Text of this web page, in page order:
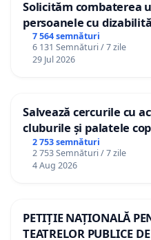
Solicităm combaterea
persoanele cu
7 564 semnături
6 131 Semnături / 7 zile
29 Jul 2026
Salvează cercurile cu
cluburile și palatele
2 753 semnături
2 753 Semnături / 7 zile
4 Aug 2026
PETIȚIE NAȚIONALĂ
TEATRELOR PUBLICE